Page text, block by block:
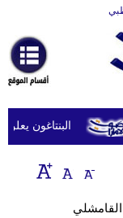
أخبارعاجلة
رياضة
ثقافة
إقتصاد
البنتاغون يعلن